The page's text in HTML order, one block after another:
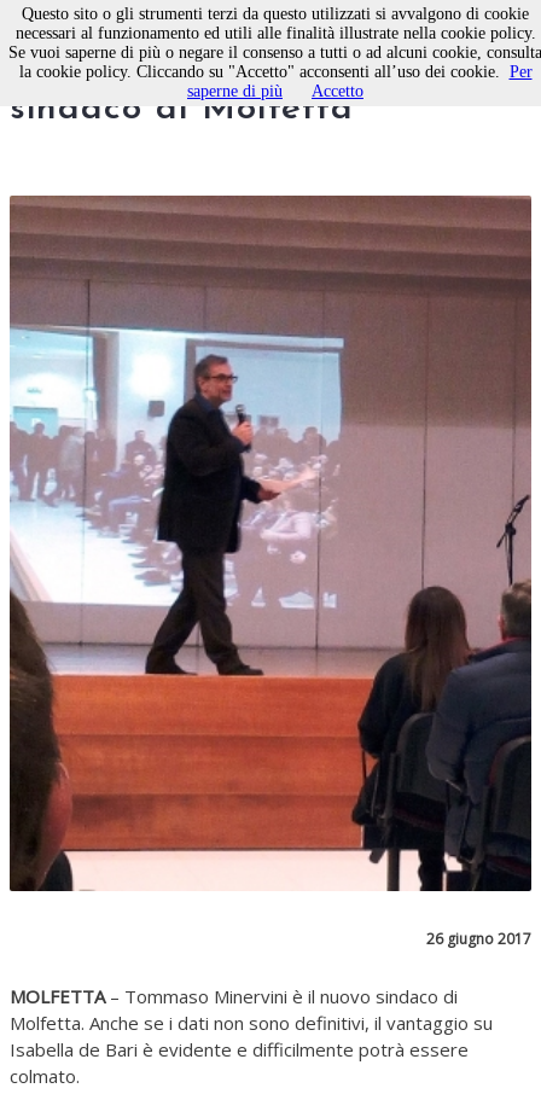
Tommaso Minervini nuovo
sindaco di Molfetta
26 giugno 2017
MOLFETTA – Tommaso Minervini è il nuovo sindaco di
Molfetta. Anche se i dati non sono definitivi, il vantaggio su
Isabella de Bari è evidente e difficilmente potrà essere
colmato.
Questo sito o gli strumenti terzi da questo utilizzati si avvalgono di cookie
necessari al funzionamento ed utili alle finalità illustrate nella cookie policy.
Se vuoi saperne di più o negare il consenso a tutti o ad alcuni cookie, consulta
la cookie policy. Cliccando su "Accetto" acconsenti all’uso dei cookie. Per
saperne di più
Accetto